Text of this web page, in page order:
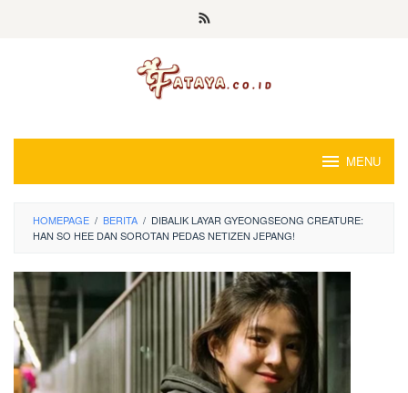
MENU
HOMEPAGE / BERITA / DIBALIK LAYAR GYEONGSEONG CREATURE:
HAN SO HEE DAN SOROTAN PEDAS NETIZEN JEPANG!